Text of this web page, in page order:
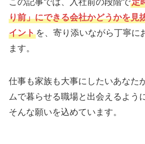
り前」にできる会社かどうかを見
イントを、寄り添いながら丁寧に
ます。
仕事も家族も大事にしたいあなた
ムで暮らせる職場と出会えるよう
そんな願いを込めています。